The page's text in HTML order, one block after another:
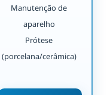
Manutenção de
aparelho
Prótese
(porcelana/cerâmica)